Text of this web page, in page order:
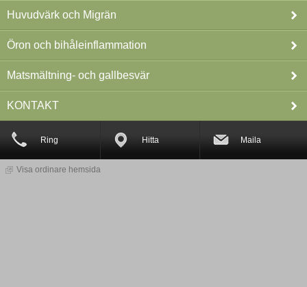
Huvudvärk och Migrän
Öron och bihåleinflammation
Matsmältning- och gallbesvär
KONTAKT
Ring Hitta Maila
Visa ordinare hemsida